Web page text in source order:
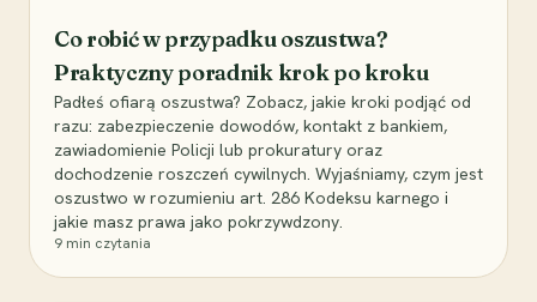
Co robić w przypadku oszustwa?
Praktyczny poradnik krok po kroku
Padłeś ofiarą oszustwa? Zobacz, jakie kroki podjąć od
razu: zabezpieczenie dowodów, kontakt z bankiem,
zawiadomienie Policji lub prokuratury oraz
dochodzenie roszczeń cywilnych. Wyjaśniamy, czym jest
oszustwo w rozumieniu art. 286 Kodeksu karnego i
jakie masz prawa jako pokrzywdzony.
9 min czytania